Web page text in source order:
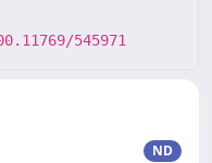
545971
ND